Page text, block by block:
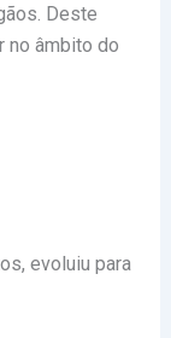
Deste
no âmbito do
evoluiu para